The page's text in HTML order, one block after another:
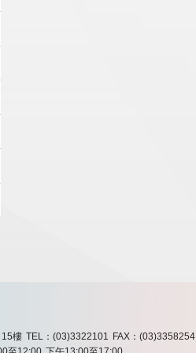
樓 TEL：(03)3322101
FAX：(03)3358254